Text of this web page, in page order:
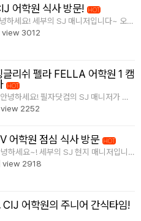
어학원 식사 방문! HOT
고 자 열심
view 3012
글리쉬 펠라 FELLA 어학원 1 캠
HOT
있답니다~ 이번에 저희 필자
view 2252
어학원 점심 식사 방문 HOT
공부하는 학생
view 2918
CIJ 어학원의 주니어 간식타임!